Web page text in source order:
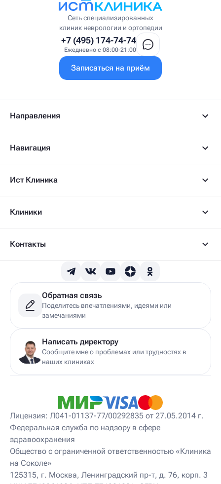
Врач первичного приёма
Гастроэнтеролог-гепатолог
Гериатр
Гинеколог
Гирудолог
Дерматовенеролог
Детский вертебролог
Детский врач УЗИ
Детский гепатолог
Детский гинеколог
Детский гинеколог-эндокринолог
Детский гирудотерапевт
Детский дерматовенеролог
Детский дерматолог
Детский диетолог
Детский инструктор ЛФК
Детский кинезиолог
Детский консультирующий врач ЛФК
Детский мануальный терапевт
Детский массажист
Детский невропатолог
Детский нейропсихолог
Детский нутрициолог
Детский ортопед
Детский остеопат
Детский отоневролог
Детский подиатр
Детский психолог
Сеть специализированных
клиник неврологии и ортопедии
+7 (495) 174-74-74
Ежедневно с 08:00-21:00
Записаться на приём
Направления
Навигация
Ист Клиника
Клиники
Контакты
Обратная связь
Поделитесь впечатлениями, идеями или
замечаниями
Написать директору
Сообщите мне о проблемах или трудностях в
наших клиниках
Лицензия: Л041-01137-77/00292835 от 27.05.2014 г.
Федеральная служба по надзору в сфере
здравоохранения
Общество с ограниченной ответственностью «Клиника
на Соколе»
125315, г. Москва, Ленинградский пр-т, д. 76, корп. 3